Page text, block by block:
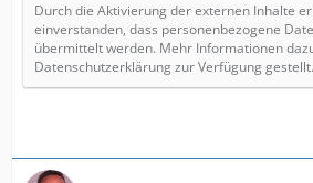
Durch die Aktivierung der externen Inhalte
einverstanden, dass personenbezogene
übermittelt werden. Mehr Informationen
Datenschutzerklärung zur Verfügung gestellt.